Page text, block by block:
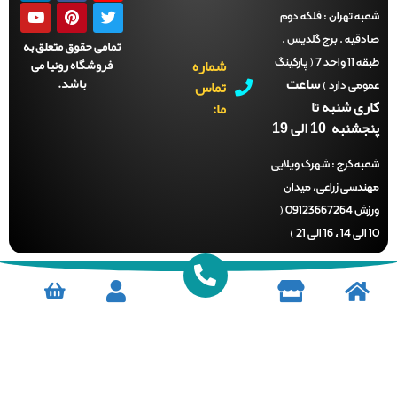
تهران :فلکه دوم
. برج گلدیس .
طبقه 11 واحد 7 ( پارکینگ
دارد )ساعت
شنبه تا
10 الی 19
کرج :شهرک ویلایی
زراعی، میدان
ورزش 09123667264 (
شماره
تماس
تمامی حقوق متعلق به
فروشگاه رونیا می
باشد.